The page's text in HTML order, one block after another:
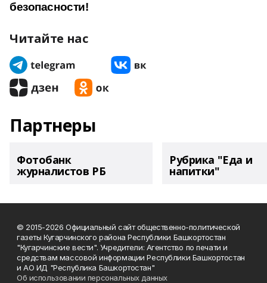
безопасности!
Читайте нас
Партнеры
Фотобанк
журналистов РБ
Рубрика "Еда и
напитки"
© 2015-2026 Официальный сайт общественно-политической
газеты Кугарчинского района Республики Башкортостан
"Кугарчинские вести". Учредители: Агентство по печати и
средствам массовой информации Республики Башкортостан
и АО ИД "Республика Башкортостан"
Об использовании персональных данных